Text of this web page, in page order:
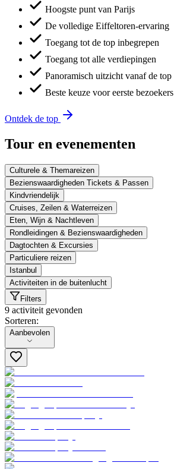
Hoogste punt van Parijs
De volledige Eiffeltoren-ervaring
Toegang tot de top inbegrepen
Toegang tot alle verdiepingen
Panoramisch uitzicht vanaf de top
Beste keuze voor eerste bezoekers
Ontdek de top
Tour en evenementen
Culturele & Themareizen
Bezienswaardigheden Tickets & Passen
Kindvriendelijk
Cruises, Zeilen & Waterreizen
Eten, Wijn & Nachtleven
Rondleidingen & Bezienswaardigheden
Dagtochten & Excursies
Particuliere reizen
Istanbul
Activiteiten in de buitenlucht
Filters
9 activiteit gevonden
Sorteren:
Sorteren:
Aanbevolen